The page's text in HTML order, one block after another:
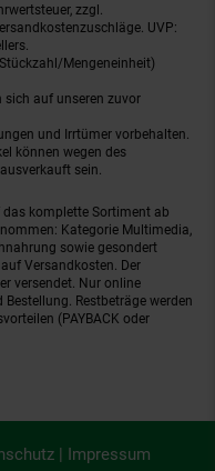
zzgl.
UVP:
Mengeneinheit)
sich auf unseren zuvor
und Irrtümer vorbehalten.
können wegen des
sein.
komplette Sortiment ab
Kategorie Multimedia,
sowie gesondert
Versandkosten. Der
versendet. Nur online
Restbeträge werden
(PAYBACK oder
| Impressum